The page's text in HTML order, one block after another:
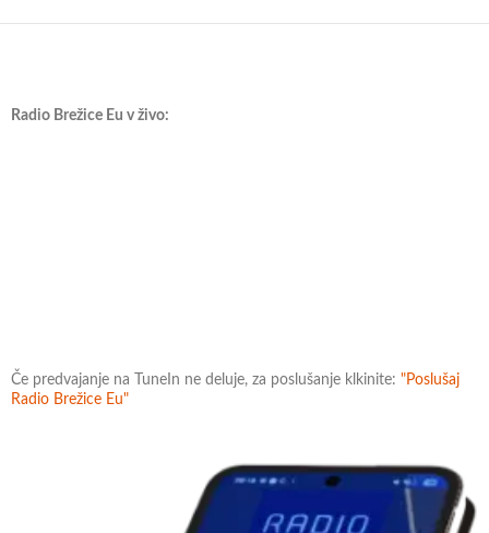
Radio Brežice Eu v živo:
Če predvajanje na TuneIn ne deluje, za poslušanje klkinite: "Poslušaj
Radio Brežice Eu"